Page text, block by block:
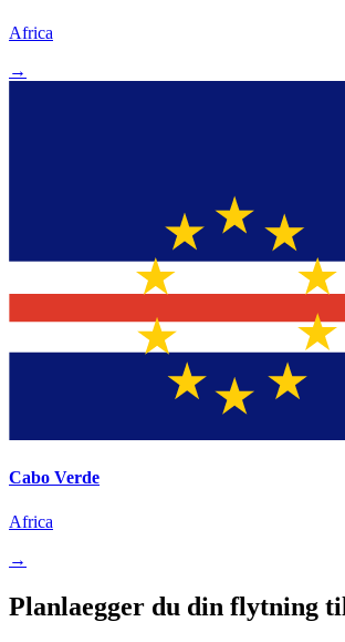
Africa
→
Cabo Verde
Africa
→
Planlaegger du din flytning